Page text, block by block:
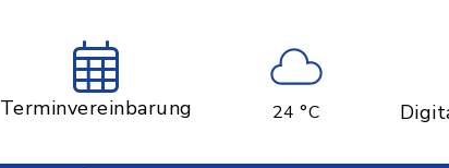
Terminvereinbarung 24 °C